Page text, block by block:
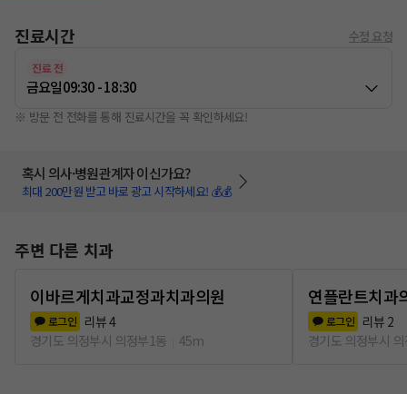
진료시간 수정 요청
진료 전
금요일09:30 - 18:30
※ 방문 전 전화를 통해 진료시간을 꼭 확인하세요!
혹시 의사·병원관계자 이신가요?
최대 200만원 받고 바로 광고 시작하세요! 💰💰
주변 다른 치과
이바르게치과교정과치과의원
로그인 리뷰4
경기도 의정부시 의정부1동
45m
연플란트치과
로그인 리뷰 2
경기도 의정부시